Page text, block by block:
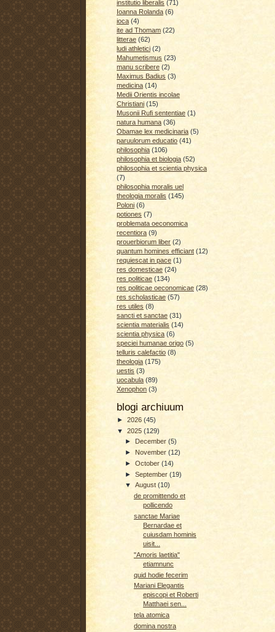
institutio liberalis (71)
Ioanna Rolanda (6)
ioca (4)
ite ad Thomam (22)
litterae (62)
ludi athletici (2)
Mahumetismus (23)
manu scribere (2)
Maximus Badius (3)
medicina (14)
Medii Orientis incolae
Christiani (15)
Musonii Rufi sententiae (1)
natura humana (36)
Obamae lex medicinaria (5)
paruulorum educatio (41)
philosophia (106)
philosophia et biologia (52)
philosophia et scientia physica
(7)
philosophia moralis uel
theologia moralis (145)
Poloni (6)
potiones (7)
problemata oeconomica
recentiora (9)
prouerbiorum liber (2)
quantum homines efficiant (12)
requiescat in pace (1)
res domesticae (24)
res politicae (134)
res politicae oeconomicae (28)
res scholasticae (57)
res utiles (8)
sancti et sanctae (31)
scientia materialis (14)
scientia physica (6)
speciei humanae origo (5)
telluris calefactio (8)
theologia (175)
uestis (3)
uocabula (89)
Xenophon (3)
blogi archiuum
► 2026 (45)
▼ 2025 (129)
►
December(5)
►November(12)
►October(14)
►September(19)
▼August(10)
de promittendo et
pollicendo
sanctae Mariae
Bernardae et
cuiusdam hominis
uisit...
"Amoris laetitia"
etiamnunc
quid hodie fecerim
Mariani Elegantis
episcopi et Roberti
Matthaei sen...
tela atomica
domina nostra